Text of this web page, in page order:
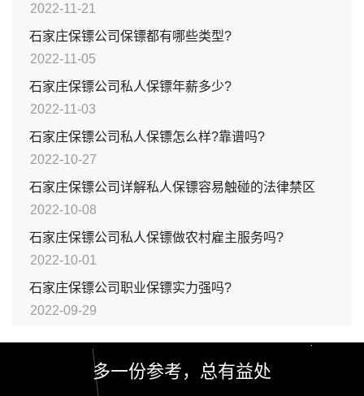
2022-11-21
石家庄保镖公司保镖都有哪些类型?
2022-11-05
石家庄保镖公司私人保镖年薪多少?
2022-11-03
石家庄保镖公司私人保镖怎么样?靠谱吗?
2022-10-27
石家庄保镖公司详解私人保镖容易触碰的法律禁区
2022-10-08
石家庄保镖公司私人保镖做农村雇主服务吗?
2022-10-01
石家庄保镖公司职业保镖实力强吗?
2022-09-29
多一份参考，总有益处